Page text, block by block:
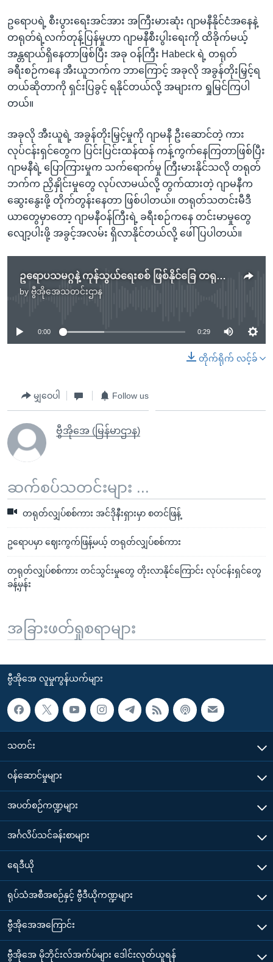
ဥရောပရဲ့ စီးပွားရေးအင်အား အကြီးမားဆုံး ဂျာမနီနိုင်ငံအနေနဲ့
တရုတ်ရဲ့လက်တုန့်ပြန်မှုဟာ ဂျာမနီစီးပွါးရေးကို ထိခိုက်မယ့်
အန္တရာယ်ရှိနေတာဖြစ်ပြီး အခု ဝန်ကြီး Habeck ရဲ့ တရုတ်
ခရီးစဉ်ကနေ အီးယူဘက်က ဘာကြောင့် အခုလို အခွန်တိုးမြှင့်ရ
တယ်ဆိုတာကို ရှင်းပြခွင့် ရနိုင်တယ်လို့ အများက ရှုမြင်ကြပါ
တယ်။
အခုလို အီးယူရဲ့ အခွန်တိုးမြှင့်မှုကို ဂျာမနီ ဦးဆောင်တဲ့ ကား
လုပ်ငန်းရှင်တွေက ပြင်းပြင်းထန်ထန် ကန့်ကွက်နေကြတာဖြစ်ပြီး
ဂျာမနီရဲ့ ပြောကြားမှုက သက်ရောက်မှု ကြီးမားနိုင်သလို တရုတ်
ဘက်က ညှိနှိုင်းမှုတွေ လုပ်လာမယ်လို့ တွက်ထားတဲ့ ဂျာမနီက
ဆွေးနွေးဖို့ တိုက်တွန်းနေတာ ဖြစ်ပါတယ်။ တရုတ်သတင်းမီဒီ
ယာတွေမှာတော့ ဂျာမနီဝန်ကြီးရဲ့ ခရီးစဉ်ကနေ တင်းမာမှုတွေ
လျော့ပါးဖို့ အခွင့်အလမ်း ရှိလာနိုင်တယ်လို့ ဖေါ်ပြပါတယ်။
ဥရောပသမဂ္ဂနဲ့ ကုန်သွယ်ရေးစစ် ဖြစ်နိုင်ခြေ တရုတ်သတိပေး
by ဗွီအိုအေသတင်းဌာန
No media source currently available
0:00 0:29
တိုက်ရိုက် လင့်ခ်
မျှဝေပါ Follow us
ဗွီအိုအေ (မြန်မာဌာန)
ဆက်စပ်သတင်းများ ...
တရုတ်လျှပ်စစ်ကား အင်ဒိုနီးရှားမှာ စတင်ဖြန့်
ဥရောပမှာ ဈေးကွက်ဖြန့်မယ့် တရုတ်လျှပ်စစ်ကား
တရုတ်လျှပ်စစ်ကား တင်သွင်းမှုတွေ တိုးလာနိုင်ကြောင်း လုပ်ငန်းရှင်တွေ
ခန့်မှန်း
အခြားဖတ်ရှုစရာများ
ဗွီအိုအေ လူမှုကွန်ယက်များ
သတင်း
၀န်ဆောင်မှုများ
အပတ်စဉ်ကဏ္ဍများ
အင်္ဂလိပ်သင်ခန်းစာများ
ရေဒီယို
ရုပ်သံအစီအစဉ်နှင့် ဗွီဒီယိုကဏ္ဍများ
ဗွီအိုအေအကြောင်း
ဗွီအိုအေ မိုဘိုင်းလ်အက်ပ်များ ဒေါင်းလုတ်ယူရန်